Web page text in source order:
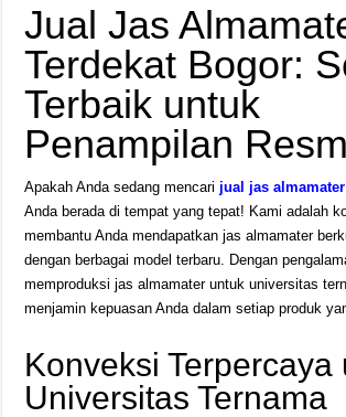
Jual Jas
Terdekat Bogor:
Terbaik untuk
Penampilan
Apakah Anda sedang mencari jual jas
Anda berada di tempat yang tepat! Kami adalah
membantu Anda mendapatkan jas almamater
dengan berbagai model terbaru. Dengan
memproduksi jas almamater untuk universitas
menjamin kepuasan Anda dalam setiap produk
Konveksi Terpercaya
Universitas Ternama